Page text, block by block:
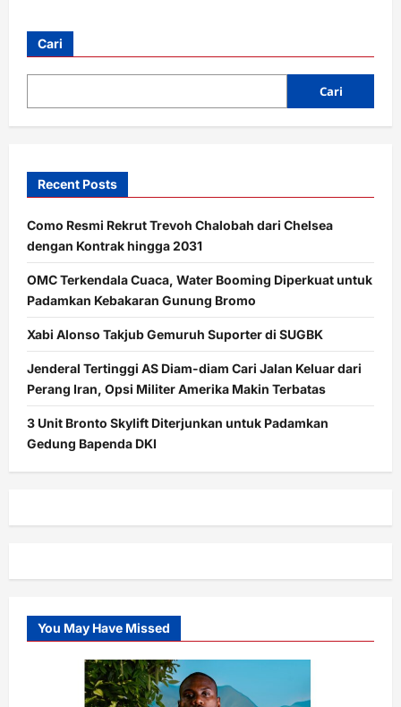
Tahun
Kalsel,
di
2025
King
Nassar
Cari
Cari
Recent Posts
Como Resmi Rekrut Trevoh Chalobah dari Chelsea
dengan Kontrak hingga 2031
OMC Terkendala Cuaca, Water Booming Diperkuat untuk
Padamkan Kebakaran Gunung Bromo
Xabi Alonso Takjub Gemuruh Suporter di SUGBK
Jenderal Tertinggi AS Diam-diam Cari Jalan Keluar dari
Perang Iran, Opsi Militer Amerika Makin Terbatas
3 Unit Bronto Skylift Diterjunkan untuk Padamkan
Gedung Bapenda DKI
You May Have Missed